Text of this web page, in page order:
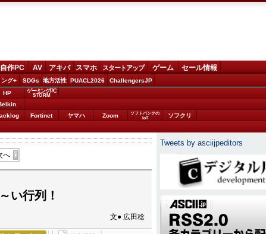
自作PC AV アキバ スマホ スタートアップ ゲーム セール情報
ング+ SDGs 地方活性 PUACL2026 ChallengersJP
HP ゲーミングPC
STORM
Fortinet ヤマハ Zoom
ソフトバンクの
IoT
ソフクリ
へ
い行列！
文● 広田稔
Tweets by asciijpeditors